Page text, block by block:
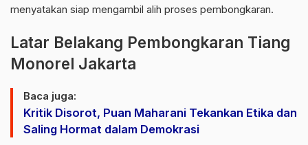
menyatakan siap mengambil alih proses pembongkaran.
Latar Belakang Pembongkaran Tiang
Monorel Jakarta
Baca juga:
Kritik Disorot, Puan Maharani Tekankan Etika dan
Saling Hormat dalam Demokrasi